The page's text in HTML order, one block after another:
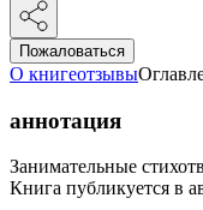
Пожаловаться
О книгеотзывы
аннотация
Занимательные
Книга публикуется в